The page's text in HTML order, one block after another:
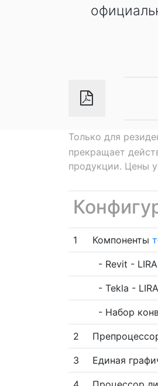
Только для
прекращает
продукции. Цены
Компоненты
- Revit -
- Tekla -
- Набор
Единая